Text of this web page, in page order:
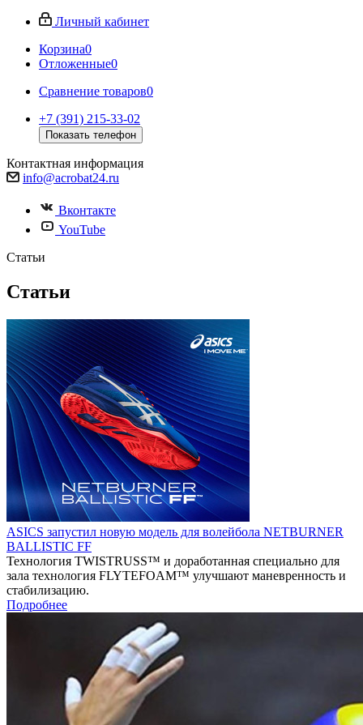
Личный кабинет
Корзина0
Отложенные0
Сравнение товаров0
+7 (391) 215-33-02
Показать телефон
Контактная информация
info@acrobat24.ru
Вконтакте
YouTube
Статьи
Статьи
ASICS запустил новую модель для волейбола NETBURNER
BALLISTIC FF
Технология TWISTRUSS™ и доработанная специально для
зала технология FLYTEFOAM™ улучшают маневренность и
стабилизацию.
Подробнее